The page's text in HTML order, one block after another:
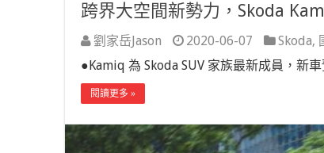
跨界大空間新勢力，Skoda
劉家岳Jason 2020-06-07 Skoda,
●Kamiq 為 Skoda SUV 家族最新成員，新
閱讀更多 »